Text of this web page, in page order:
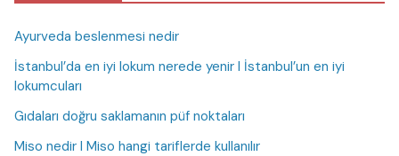
Ayurveda beslenmesi nedir
İstanbul’da en iyi lokum nerede yenir I İstanbul’un en iyi
lokumcuları
Gıdaları doğru saklamanın püf noktaları
Miso nedir I Miso hangi tariflerde kullanılır